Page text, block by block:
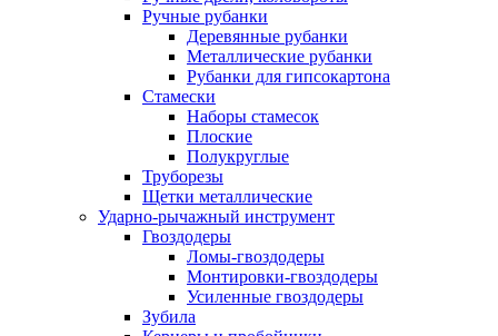
Ручные рубанки
Деревянные рубанки
Металлические рубанки
Рубанки для гипсокартона
Стамески
Наборы стамесок
Плоские
Полукруглые
Труборезы
Щетки металлические
Ударно-рычажный инструмент
Гвоздодеры
Ломы-гвоздодеры
Монтировки-гвоздодеры
Усиленные гвоздодеры
Зубила